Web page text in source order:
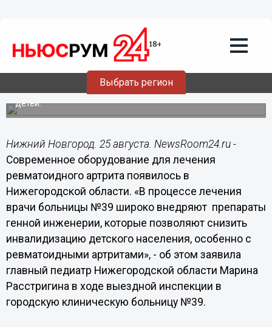
Выбрать регион
Современное оборудование для
лечения ревматоидного артрита
появилось в Нижегородской области
Аппараты позволяют снизить риск инвалидизации у
детей.
Нижний Новгород. 25 августа. NewsRoom24.ru -
Современное оборудование для лечения
ревматоидного артрита появилось в
Нижегородской области. «В процессе лечения
врачи больницы №39 широко внедряют препараты
генной инженерии, которые позволяют снизить
инвалидизацию детского населения, особенно с
ревматоидными артритами», - об этом заявила
главный педиатр Нижегородской области Марина
Расстригина в ходе выездной инспекции в
городскую клиническую больницу №39.